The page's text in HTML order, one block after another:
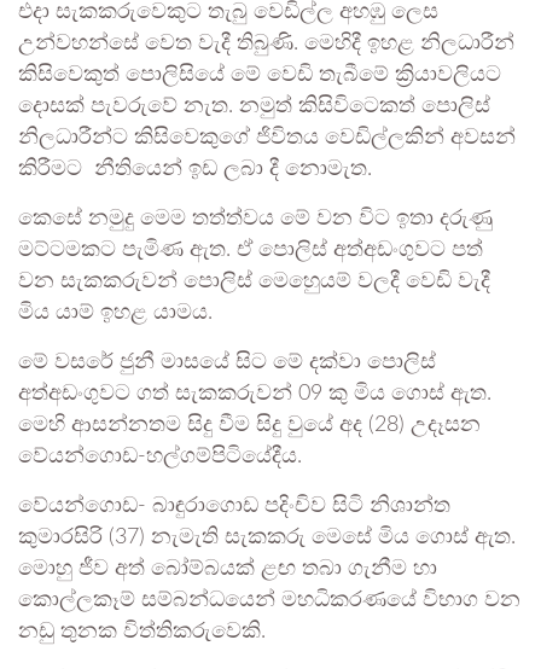
එදා සැකකරුවෙකුට තැබු වෙඩිල්ල අහඹු ලෙස
උන්වහන්සේ වෙත වැදී තිබුණි. මෙහිදී ඉහළ නිලධාරීන්
කිසිවෙකුත් පොලිසියේ මේ වෙඩි තැබීමේ ක්‍රියාවලියට
දොසක් පැවරුවේ නැත. නමුත් කිසිවිටෙකත් පොලිස්
නිලධාරීන්ට කිසිවෙකුගේ ජිවිතය වෙඩිල්ලකින් අවසන්
කිරීමට නීතියෙන් ඉඩ ලබා දී නොමැත.
කෙසේ නමුදු මෙම තත්ත්වය මේ වන විට ඉතා දරුණු
මට්ටමකට පැමිණ ඇත. ඒ පොලිස් අත්අඩංගුවට පත්
වන සැකකරුවන් පොලිස් මෙහෙුයම් වලදී වෙඩි වැදී
මිය යාම් ඉහළ යාමය.
මේ වසරේ ජුනී මාසයේ සිට මේ දක්වා පොලිස්
අත්අඩංගුවට ගත් සැකකරුවන් 09 කු මිය ගොස් ඇත.
මෙහි ආසන්නතම සිදු වීම සිදු වුයේ අද (28) උදෑසන
වේයන්ගොඩ-හල්ගම්පිටියේදීය.
වේයන්ගොඩ- බාඳුරාගොඩ පදිංචිව සිටි නිශාන්ත
කුමාරසිරි (37) නැමැති සැකකරු මෙසේ මිය ගොස් ඇත.
මොහු ජීව අත් බෝම්බයක් ළඟ තබා ගැනීම හා
කොල්ලකෑම් සම්බන්ධයෙන් මහධිකරණයේ විභාග වන
නඩු තුනක විත්තිකරුවෙකි.